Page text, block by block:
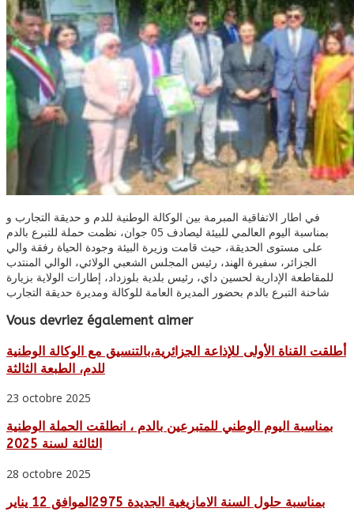
في اطار الاتفاقية المبرمة بين الوكالة الوطنية للدم و حديقة التجارب و
بمناسبة اليوم العالمي للبيئة ليصادف 05 جوان، نظمت حملة للتبرع بالدم
على مستوى الحديقة، حيث قامت وزيرة البيئة وجودة الحياة رفقة والي
الجزائر، سفيرة الهند، رئيس المجلس الشعبي الولائي، الوالي المنتدب
للمقاطعة الإدارية لحسين داي، رئيس بلدية بلوزداد، إطارات الولاية بزيارة
شاحنة التبرع بالدم بحضور المديرة العامة للوكالة ومديرة حديقة التجارب
Vous devriez également aimer
أطلقت القناة الأولى للإذاعة الجزائرية،بالتنسيق مع الوكالة الوطنية
للدم، الطبعة الثالثة
23 octobre 2025
بمناسبة اليوم الوطني للمتبرعين بالدم ، انطلقت الحملة الوطنية
الثالثة لسنة 2025
28 octobre 2025
بمناسبة حلول السنة الامازيغية الجديدة 2975الموافق 12 يناير